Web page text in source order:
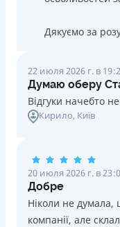
Дякуємо за
22 июля 2026 г. в
Думаю оберу
Відгуки начебто
Кирило, Київ
20 июля 2026 г. в
Добре
Ніколи не думала,
компанії, але